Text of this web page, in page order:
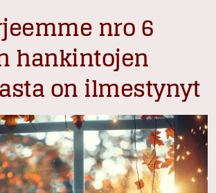
nro 6
hankintojen
on ilmestynyt